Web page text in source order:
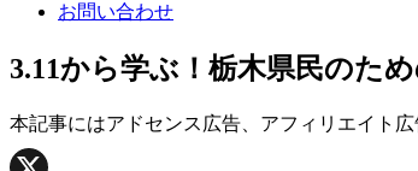
お問い合わせ
3.11から学ぶ！栃木県民のた
本記事にはアドセンス広告、アフィリエイト広